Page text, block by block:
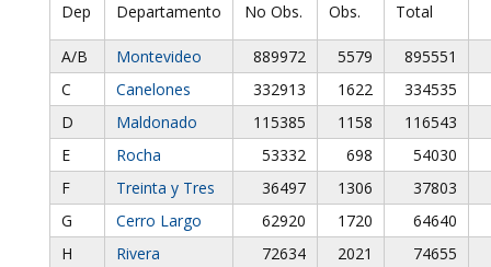
Dep Departamento No Obs. Obs. Total
A/B Montevideo 889972 5579
895551
C
Canelones 332913 1622
334535
D
Maldonado 115385 1158
116543
E
Rocha 53332 698
54030
F
Treinta y Tres 36497 1306
37803
G
Cerro Largo 62920 1720
64640
H
Rivera 72634 2021
74655